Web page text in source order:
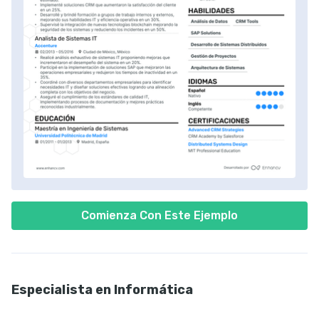
Comienza Con Este Ejemplo
Especialista en Informática